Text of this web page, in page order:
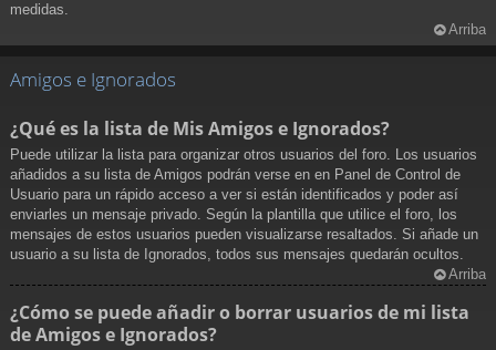
medidas.
Arriba
Amigos e Ignorados
¿Qué es la lista de Mis Amigos e Ignorados?
Puede utilizar la lista para organizar otros usuarios del foro. Los usuarios
añadidos a su lista de Amigos podrán verse en en Panel de Control de
Usuario para un rápido acceso a ver si están identificados y poder así
enviarles un mensaje privado. Según la plantilla que utilice el foro, los
mensajes de estos usuarios pueden visualizarse resaltados. Si añade un
usuario a su lista de Ignorados, todos sus mensajes quedarán ocultos.
Arriba
¿Cómo se puede añadir o borrar usuarios de mi lista
de Amigos e Ignorados?